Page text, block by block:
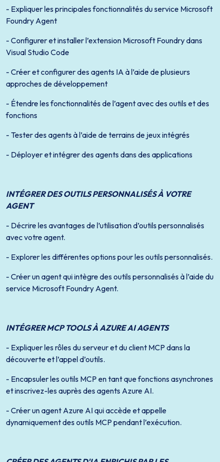
- Expliquer les principales fonctionnalités du service Microsoft
Foundry Agent
- Configurer et installer l’extension Microsoft Foundry dans
Visual Studio Code
- Créer et configurer des agents IA à l’aide de plusieurs
approches de développement
- Étendre les fonctionnalités de l’agent avec des outils et des
fonctions
- Tester des agents à l’aide de terrains de jeux intégrés
- Déployer et intégrer des agents dans des applications
INTÉGRER DES OUTILS PERSONNALISÉS À VOTRE
AGENT
- Décrire les avantages de l’utilisation d’outils personnalisés
avec votre agent.
- Explorer les différentes options pour les outils personnalisés.
- Créer un agent qui intègre des outils personnalisés à l’aide du
service Microsoft Foundry Agent.
INTÉGRER MCP TOOLS À AZURE AI AGENTS
- Expliquer les rôles du serveur et du client MCP dans la
découverte et l’appel d’outils.
- Encapsuler les outils MCP en tant que fonctions asynchrones
et inscrivez-les auprès des agents Azure AI.
- Créer un agent Azure AI qui accède et appelle
dynamiquement des outils MCP pendant l’exécution.